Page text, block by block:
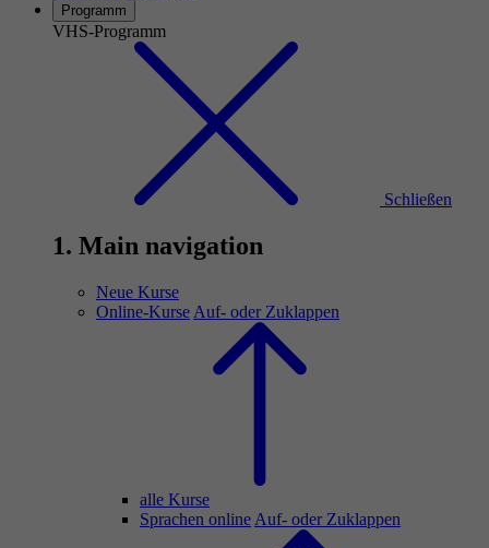
Programm
VHS-Programm
Schließen
1. Main navigation
Neue Kurse
Online-Kurse Auf- oder Zuklappen
alle Kurse
Sprachen online Auf- oder Zuklappen